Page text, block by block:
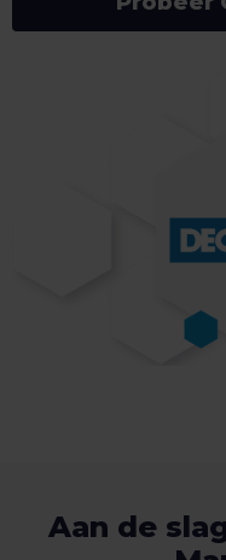
Aan de